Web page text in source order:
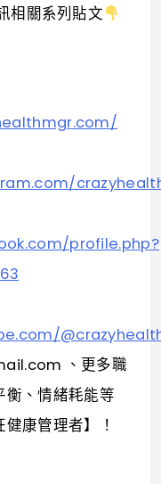
相關系列貼文
profile.php?
、更多職
衡、情緒耗能等
康管理者】！